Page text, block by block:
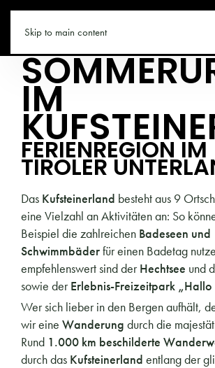
Skip to main content
TIROL.CO
IM
FERIENREGION IM
TIROLER
Das Kufsteinerland besteht aus 9
eine Vielzahl an Aktivitäten an: So
Beispiel die zahlreichen Badeseen und
Schwimmbäderfür einen Badetag
empfehlenswert sind derHechtsee und
sowie derErlebnis-Freizeitpark „Hallo
Wer sich lieber in den Bergen aufhält,
wir eine Wanderung durch die
Rund 1.000 km beschilderte
durch das Kufsteinerland entlang der